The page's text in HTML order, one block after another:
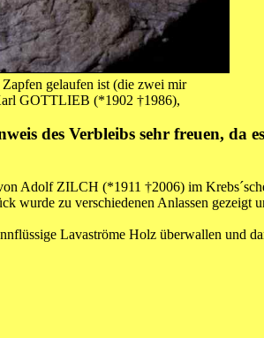
gelaufen ist (die zwei mir
GOTTLIEB (*1902 †1986),
des Verbleibs sehr freuen, da es
Adolf ZILCH (*1911 †2006) im
wurde zu verschiedenen Anlassen gezeigt
Lavaströme Holz überwallen und